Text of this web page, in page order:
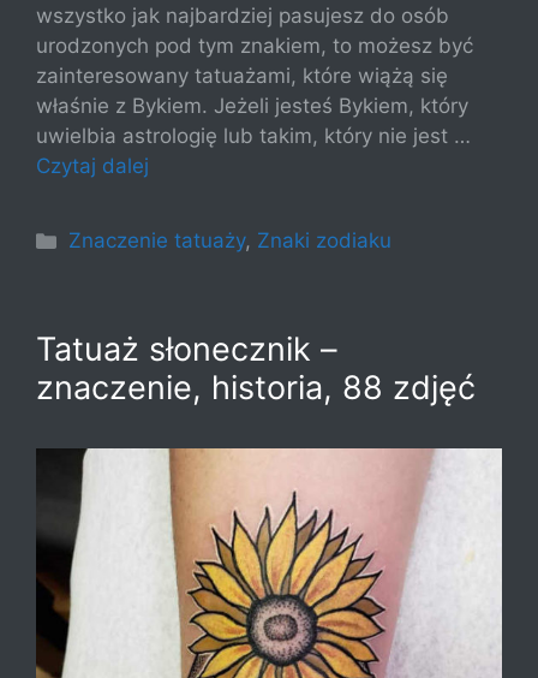
wszystko jak najbardziej pasujesz do osób
urodzonych pod tym znakiem, to możesz być
zainteresowany tatuażami, które wiążą się
właśnie z Bykiem. Jeżeli jesteś Bykiem, który
uwielbia astrologię lub takim, który nie jest …
Czytaj dalej
Kategorie
Znaczenie tatuaży, Znaki zodiaku
Tatuaż słonecznik –
znaczenie, historia, 88 zdjęć